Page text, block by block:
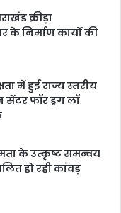
क्रीड़ा
के निर्माण कार्यों की
में हुई राज्य स्तरीय
फॉर ड्रग लॉ
के उत्कृष्ट समन्वय
हो रही कांवड़